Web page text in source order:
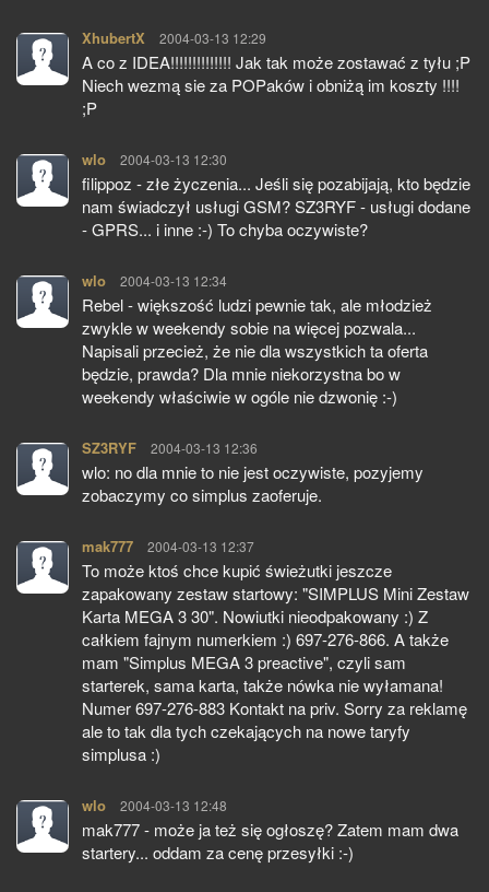
XhubertX pisze:
2004-03-13 12:29
A co z IDEA!!!!!!!!!!!!!! Jak tak może zostawać z tyłu ;P
Niech wezmą sie za POPaków i obniżą im koszty !!!!
;P
wlo pisze:
2004-03-13 12:30
filippoz - złe życzenia... Jeśli się pozabijają, kto będzie
nam świadczył usługi GSM? SZ3RYF - usługi dodane
- GPRS... i inne :-) To chyba oczywiste?
wlo pisze:
2004-03-13 12:34
Rebel - większość ludzi pewnie tak, ale młodzież
zwykle w weekendy sobie na więcej pozwala...
Napisali przecież, że nie dla wszystkich ta oferta
będzie, prawda? Dla mnie niekorzystna bo w
weekendy właściwie w ogóle nie dzwonię :-)
SZ3RYF pisze:
2004-03-13 12:36
wlo: no dla mnie to nie jest oczywiste, pozyjemy
zobaczymy co simplus zaoferuje.
mak777 pisze:
2004-03-13 12:37
To może ktoś chce kupić świeżutki jeszcze
zapakowany zestaw startowy: "SIMPLUS Mini Zestaw
Karta MEGA 3 30". Nowiutki nieodpakowany :) Z
całkiem fajnym numerkiem :) 697-276-866. A także
mam "Simplus MEGA 3 preactive", czyli sam
starterek, sama karta, także nówka nie wyłamana!
Numer 697-276-883 Kontakt na priv. Sorry za reklamę
ale to tak dla tych czekających na nowe taryfy
simplusa :)
wlo pisze:
2004-03-13 12:48
mak777 - może ja też się ogłoszę? Zatem mam dwa
startery... oddam za cenę przesyłki :-)